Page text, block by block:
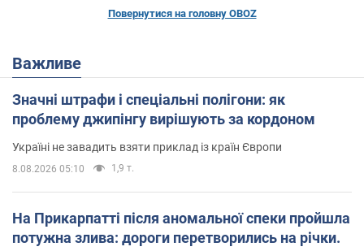
Повернутися на головну OBOZ
Важливе
Значні штрафи і спеціальні полігони: як
проблему джипінгу вирішують за кордоном
Україні не завадить взяти приклад із країн Європи
8.08.2026 05:10 1,9 т.
На Прикарпатті після аномальної спеки пройшла
потужна злива: дороги перетворились на річки.